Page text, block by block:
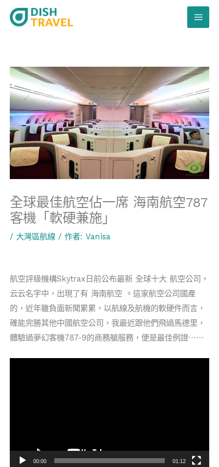
全球最佳航空佔一席 海南航空787
客機「軟硬兼施」
/ 大灣區航線 / 作者: Vanisa
航空評級機構Skytrax日前公布最新 全球十大 航空公司，
云云名字中，出現了有 海南航空 。這家航空公司國產
的，近年雖負面新聞累累，以航線及航機的軟硬件而言，
確能完勝其他中國航空公司，我最近跟他們飛過馬德里，
體驗過夢幻客機787-9的商務艙服務，便是最佳例證⋯⋯
00:00 01:12